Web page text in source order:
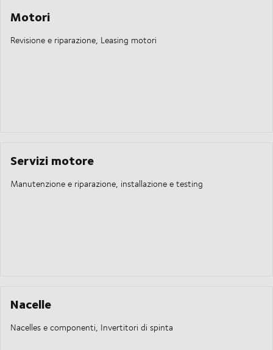
Motori
Revisione e riparazione, Leasing motori
Servizi motore
Manutenzione e riparazione, installazione e testing
Nacelle
Nacelles e componenti, Invertitori di spinta